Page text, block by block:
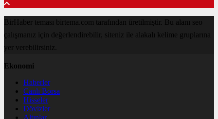
BirHaber teması birtema.com tarafından üretilmiştir. Bu alanı seo
çalışmanız için değerlendirebilir, siteniz ile alakalı kelime gruplarına
yer verebilirsiniz.
Ekonomi
Haberler
Canlı Borsa
Hisseler
Dövizler
Altınlar